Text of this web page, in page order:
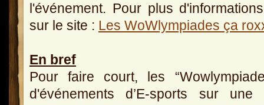
l'événement. Pour plus
sur le site : Les WoWlympiades ça
En bref
Pour faire court, les
d'événements d’E-sports sur